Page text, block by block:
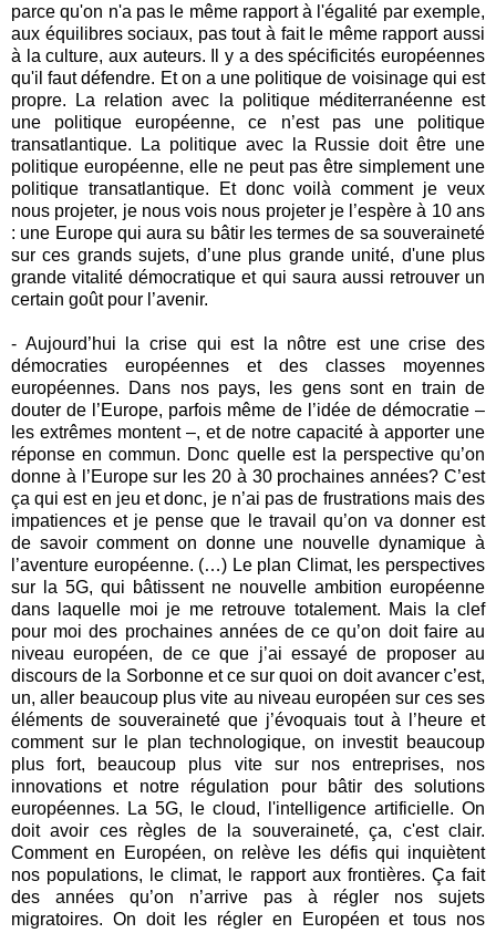
parce qu'on n'a pas le même rapport à l'égalité par exemple,
aux équilibres sociaux, pas tout à fait le même rapport aussi
à la culture, aux auteurs. Il y a des spécificités européennes
qu'il faut défendre. Et on a une politique de voisinage qui est
propre. La relation avec la politique méditerranéenne est
une politique européenne, ce n’est pas une politique
transatlantique. La politique avec la Russie doit être une
politique européenne, elle ne peut pas être simplement une
politique transatlantique. Et donc voilà comment je veux
nous projeter, je nous vois nous projeter je l’espère à 10 ans
: une Europe qui aura su bâtir les termes de sa souveraineté
sur ces grands sujets, d’une plus grande unité, d'une plus
grande vitalité démocratique et qui saura aussi retrouver un
certain goût pour l’avenir.
- Aujourd’hui la crise qui est la nôtre est une crise des
démocraties européennes et des classes moyennes
européennes. Dans nos pays, les gens sont en train de
douter de l’Europe, parfois même de l’idée de démocratie –
les extrêmes montent –, et de notre capacité à apporter une
réponse en commun. Donc quelle est la perspective qu’on
donne à l’Europe sur les 20 à 30 prochaines années? C’est
ça qui est en jeu et donc, je n’ai pas de frustrations mais des
impatiences et je pense que le travail qu’on va donner est
de savoir comment on donne une nouvelle dynamique à
l’aventure européenne. (…) Le plan Climat, les perspectives
sur la 5G, qui bâtissent ne nouvelle ambition européenne
dans laquelle moi je me retrouve totalement. Mais la clef
pour moi des prochaines années de ce qu’on doit faire au
niveau européen, de ce que j’ai essayé de proposer au
discours de la Sorbonne et ce sur quoi on doit avancer c’est,
un, aller beaucoup plus vite au niveau européen sur ces ses
éléments de souveraineté que j’évoquais tout à l’heure et
comment sur le plan technologique, on investit beaucoup
plus fort, beaucoup plus vite sur nos entreprises, nos
innovations et notre régulation pour bâtir des solutions
européennes. La 5G, le cloud, l'intelligence artificielle. On
doit avoir ces règles de la souveraineté, ça, c'est clair.
Comment en Européen, on relève les défis qui inquiètent
nos populations, le climat, le rapport aux frontières. Ça fait
des années qu’on n’arrive pas à régler nos sujets
migratoires. On doit les régler en Européen et tous nos